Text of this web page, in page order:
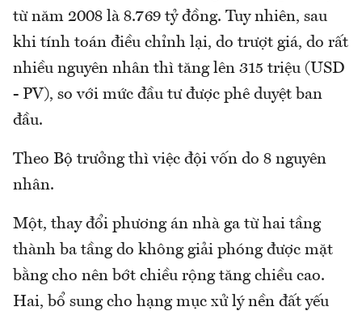
từ năm 2008 là 8.769 tỷ đồng. Tuy nhiên, sau
khi tính toán điều chỉnh lại, do trượt giá, do rất
nhiều nguyên nhân thì tăng lên 315 triệu (USD
- PV), so với mức đầu tư được phê duyệt ban
đầu.
Theo Bộ trưởng thì việc đội vốn do 8 nguyên
nhân.
Một, thay đổi phương án nhà ga từ hai tầng
thành ba tầng do không giải phóng được mặt
bằng cho nên bớt chiều rộng tăng chiều cao.
Hai, bổ sung cho hạng mục xử lý nền đất yếu